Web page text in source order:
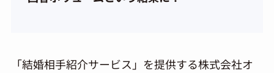
「結婚相手紹介サービス」を提供する株式会社オ